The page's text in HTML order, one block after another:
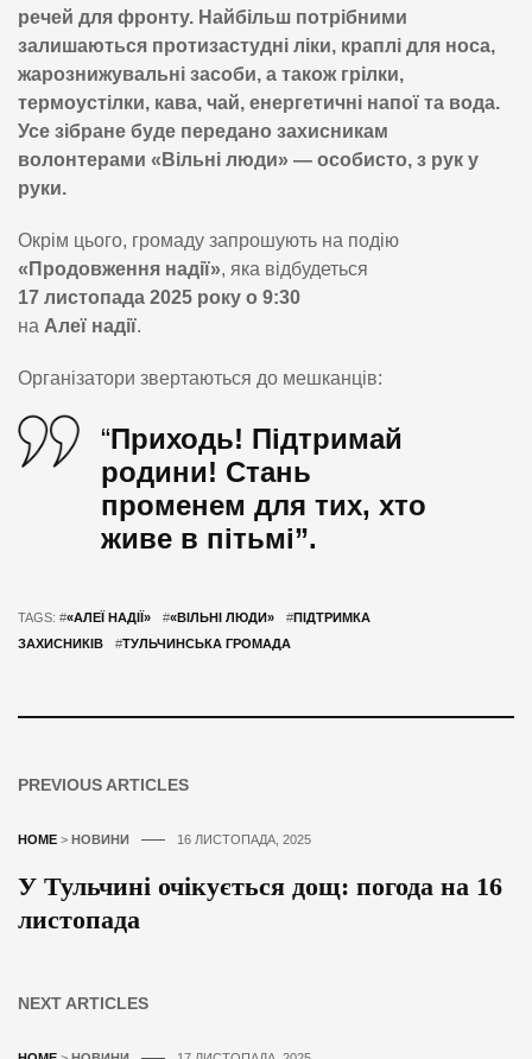
речей для фронту. Найбільш потрібними
залишаються протизастудні ліки, краплі для носа,
жарознижувальні засоби, а також грілки,
термоустілки, кава, чай, енергетичні напої та вода.
Усе зібране буде передано захисникам
волонтерами «Вільні люди» — особисто, з рук у
руки.
Окрім цього, громаду запрошують на подію
«Продовження надії», яка відбудеться
17 листопада 2025 року о 9:30
на Алеї надії.
Організатори звертаються до мешканців:
“Приходь! Підтримай
родини! Стань
променем для тих, хто
живе в пітьмі”.
TAGS: #«АЛЕЇ НАДІЇ» #«ВІЛЬНІ ЛЮДИ» #ПІДТРИМКА
ЗАХИСНИКІВ
#ТУЛЬЧИНСЬКА ГРОМАДА
PREVIOUS ARTICLES
HOME > НОВИНИ 16 ЛИСТОПАДА, 2025
У Тульчині очікується дощ: погода на 16
листопада
NEXT ARTICLES